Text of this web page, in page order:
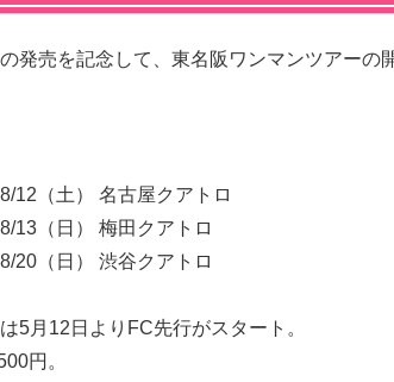
発売を記念して、東名阪ワンマンツアーの
8/12（土） 名古屋クアトロ
8/13（日） 梅田クアトロ
8/20（日） 渋谷クアトロ
5月12日よりFC先行がスタート。
円。